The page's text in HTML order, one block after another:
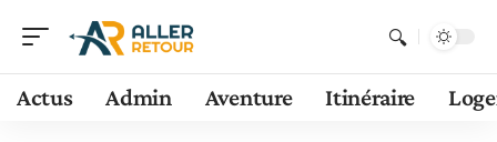
Actus Admin Aventure Itinéraire